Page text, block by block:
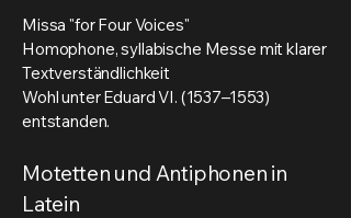
Missa "for Four Voices"
Homophone, syllabische Messe mit klarer
Textverständlichkeit
Wohl unter Eduard VI. (1537–1553)
entstanden.
Motetten und Antiphonen in
Latein